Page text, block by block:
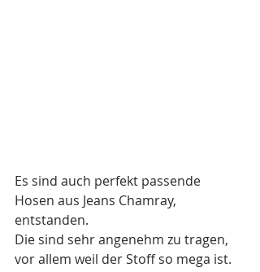
Es sind auch perfekt passende
Hosen aus Jeans Chamray,
entstanden.
Die sind sehr angenehm zu tragen,
vor allem weil der Stoff so mega ist.